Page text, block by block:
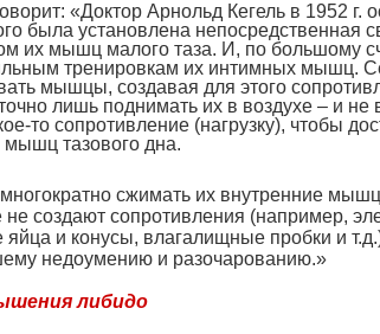
«Доктор Арнольд Кегель в 1952 г.
была установлена непосредственная
их мышц малого таза. И, по большому
тренировкам их интимных мышц.
мышцы, создавая для этого
лишь поднимать их в воздухе – и не
то сопротивление (нагрузку), чтобы
мышц тазового дна.
сжимать их внутренние
создают сопротивления (например,
и конусы, влагалищные пробки и
недоумению и разочарованию.»
либидо